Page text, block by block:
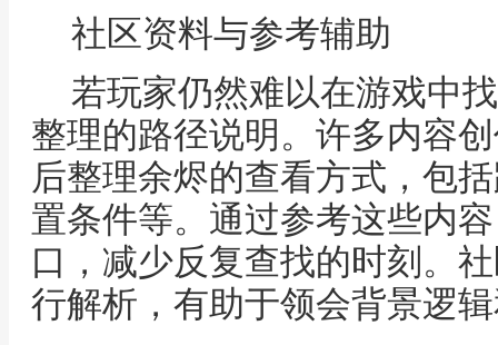
社区资料与参考辅助
若玩家仍然难以在游戏中
整理的路径说明。许多内容
后整理余烬的查看方式，包
置条件等。通过参考这些内
口，减少反复查找的时刻。
行解析，有助于领会背景逻